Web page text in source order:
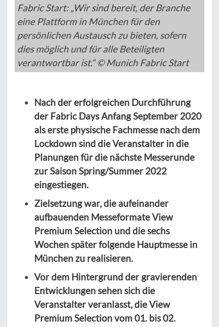
Fabric Start: „Wir sind bereit, der Branche
eine Plattform in München für den
persönlichen Austausch zu bieten, sofern
dies möglich und für alle Beteiligten
verantwortbar ist.“ © Munich Fabric Start
Nach der erfolgreichen Durchführung
der Fabric Days Anfang September 2020
als erste physische Fachmesse nach dem
Lockdown sind die Veranstalter in die
Planungen für die nächste Messerunde
zur Saison Spring/Summer 2022
eingestiegen.
Zielsetzung war, die aufeinander
aufbauenden Messeformate View
Premium Selection und die sechs
Wochen später folgende Hauptmesse in
München zu realisieren.
Vor dem Hintergrund der gravierenden
Entwicklungen sehen sich die
Veranstalter veranlasst, die View
Premium Selection vom 01. bis 02.